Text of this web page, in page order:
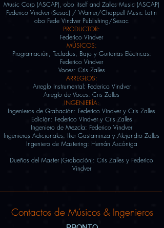
Music Corp (ASCAP), obo itself and Zalles Music (ASCAP)
Federico Vindver (Sesac) / Warner/Chappell Music Latin
obo Fede Vindver Publishing/Sesac
PRODUCTOR:
Federico Vindver
MÚSICOS:
Programación, Teclados, Bajo y Guitarras Eléctricas:
Federico Vindver
Voces: Cris Zalles
ARREGLOS:
Arreglo Instrumental: Federico Vindver
Arreglo de Voces: Cris Zalles
INGENIERÍA:
Ingenieros de Grabación: Federico Vindver y Cris Zalles
Edición: Federico Vindver y Cris Zalles
Ingeniero de Mezcla: Federico Vindver
Ingenieros Adicionales: Iker Gastaminza y Alejandro Zalles
Ingeniero de Mastering: Hernán Ascóniga
Dueños del Master (Grabación): Cris Zalles y Federico
Vindver
Contactos de Músicos & Ingenieros